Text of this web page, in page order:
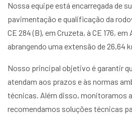
Nossa equipe está encarregada de
pavimentação e qualificação da
CE 284 (B), em Cruzeta, à CE 176,
abrangendo uma extensão de 26,64
Nosso principal objetivo é garantir
atendam aos prazos e às normas
técnicas. Além disso, monitoramos
recomendamos soluções técnicas